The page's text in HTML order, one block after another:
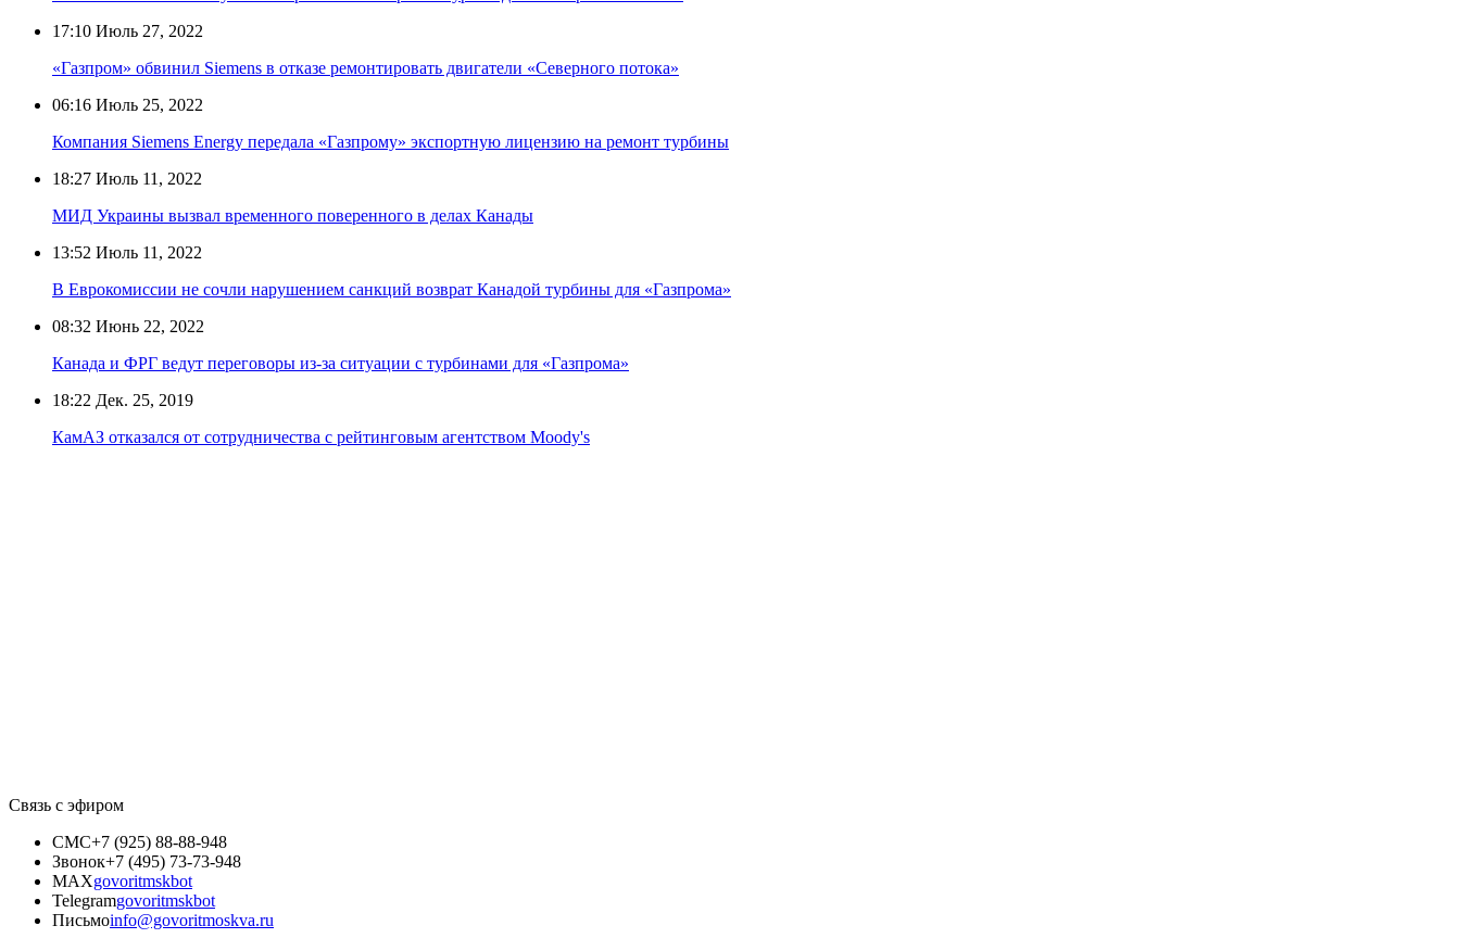
17:10 Июль 27, 2022
«Газпром» обвинил Siemens в отказе ремонтировать двигатели «Северного потока»
06:16 Июль 25, 2022
Компания Siemens Energy передала «Газпрому» экспортную лицензию на ремонт турбины
18:27 Июль 11, 2022
МИД Украины вызвал временного поверенного в делах Канады
13:52 Июль 11, 2022
В Еврокомиссии не сочли нарушением санкций возврат Канадой турбины для «Газпрома»
08:32 Июнь 22, 2022
Канада и ФРГ ведут переговоры из-за ситуации с турбинами для «Газпрома»
18:22 Дек. 25, 2019
КамАЗ отказался от сотрудничества с рейтинговым агентством Moody's
Связь с эфиром
СМС+7 (925) 88-88-948
Звонок+7 (495) 73-73-948
MAXgovoritmskbot
Telegramgovoritmskbot
Письмоinfo@govoritmoskva.ru